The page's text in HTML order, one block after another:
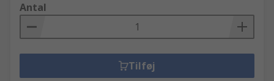
Antal
Tilføj